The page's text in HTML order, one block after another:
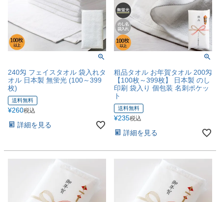
240匁 フェイスタオル 袋入れタ
オル 日本製 無蛍光 (100～399
枚)
送料無料
¥260税込
詳細を見る
粗品タオル お年賀タオル 200匁
【100枚～399枚】 日本製 のし
印刷 袋入り 個包装 名刺ポケッ
ト
送料無料
¥235税込
詳細を見る